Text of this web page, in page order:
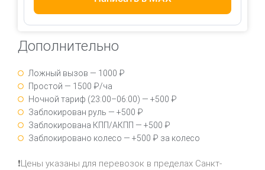
Дополнительно
Ложный вызов — 1000 ₽
Простой — 1500 ₽/ча
Ночной тариф (23:00–06:00) — +500 ₽
Заблокирован руль — +500 ₽
Заблокирована КПП/АКПП — +500 ₽
Заблокировано колесо — +500 ₽ за колесо
❗Цены указаны для перевозок в пределах Санкт-